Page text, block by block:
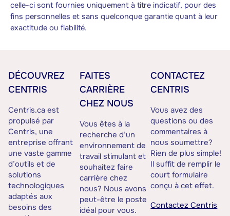
celle-ci sont fournies uniquement à titre indicatif, pour des
fins personnelles et sans quelconque garantie quant à leur
exactitude ou fiabilité.
DÉCOUVREZ
CENTRIS
Centris.ca est
propulsé par
Centris, une
entreprise offrant
une vaste gamme
d’outils et de
solutions
technologiques
adaptés aux
besoins des
FAITES
CARRIÈRE
CHEZ NOUS
Vous êtes à la
recherche d’un
environnement de
travail stimulant et
souhaitez faire
carrière chez
nous? Nous avons
peut-être le poste
idéal pour vous.
CONTACTEZ
CENTRIS
Vous avez des
questions ou des
commentaires à
nous soumettre?
Rien de plus simple!
Il suffit de remplir le
court formulaire
conçu à cet effet.
Contactez Centris